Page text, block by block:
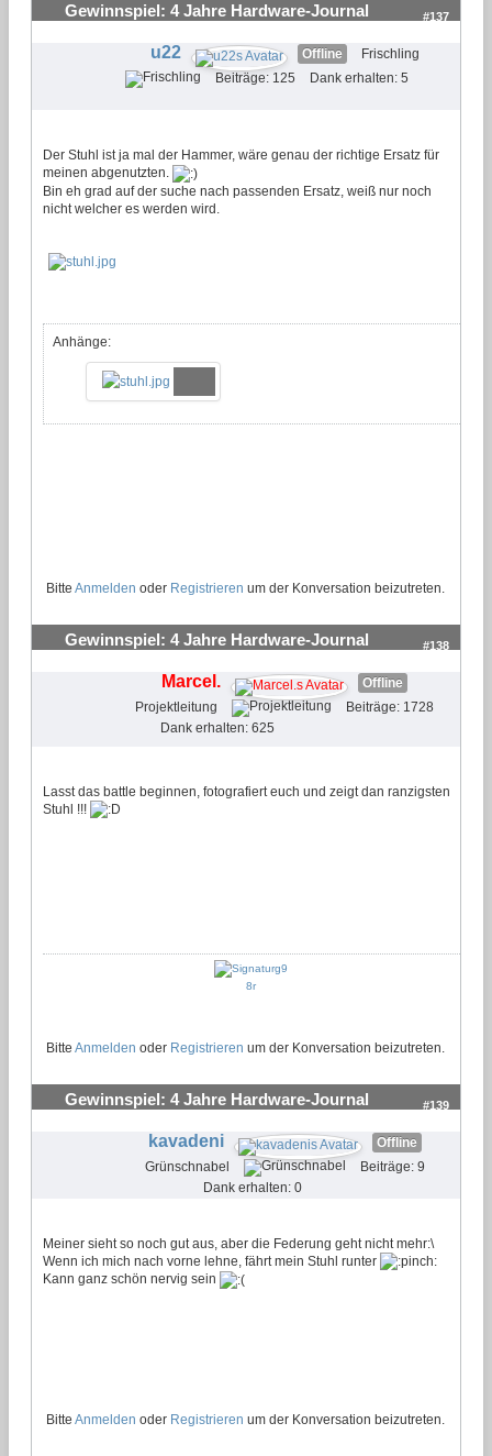
Gewinnspiel: 4 Jahre Hardware-Journal #137
u22 Offline
Frischling
Beiträge: 125
Dank erhalten: 5
Der Stuhl ist ja mal der Hammer, wäre genau der richtige Ersatz für
meinen abgenutzten.
Bin eh grad auf der suche nach passenden Ersatz, weiß nur noch
nicht welcher es werden wird.
Anhänge:
Bitte Anmelden oder Registrieren um der Konversation beizutreten.
Gewinnspiel: 4 Jahre Hardware-Journal #138
Marcel.
Offline
Projektleitung
Beiträge: 1728
Dank erhalten: 625
Lasst das battle beginnen, fotografiert euch und zeigt dan ranzigsten
Stuhl !!!
Bitte Anmelden oder Registrieren um der Konversation beizutreten.
Gewinnspiel: 4 Jahre Hardware-Journal #139
kavadeni
Offline
Grünschnabel
Beiträge: 9
Dank erhalten: 0
Meiner sieht so noch gut aus, aber die Federung geht nicht mehr:\
Wenn ich mich nach vorne lehne, fährt mein Stuhl runter
Kann ganz schön nervig sein
Bitte Anmelden oder Registrieren um der Konversation beizutreten.